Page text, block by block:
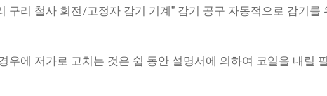
구리 철사 회전/고정자 감기 기계 ” 감기 공구 자동적으로 감기
우에 저가로 고치는 것은 쉽 동안 설명서에 의하여 코일을 내릴